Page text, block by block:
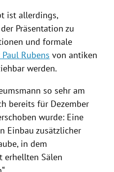
ist allerdings,
Präsentation zu
und formale
Paul Rubens von antiken
werden.
so sehr am
bereits für Dezember
wurde: Eine
Einbau zusätzlicher
in dem
erhellten Sälen